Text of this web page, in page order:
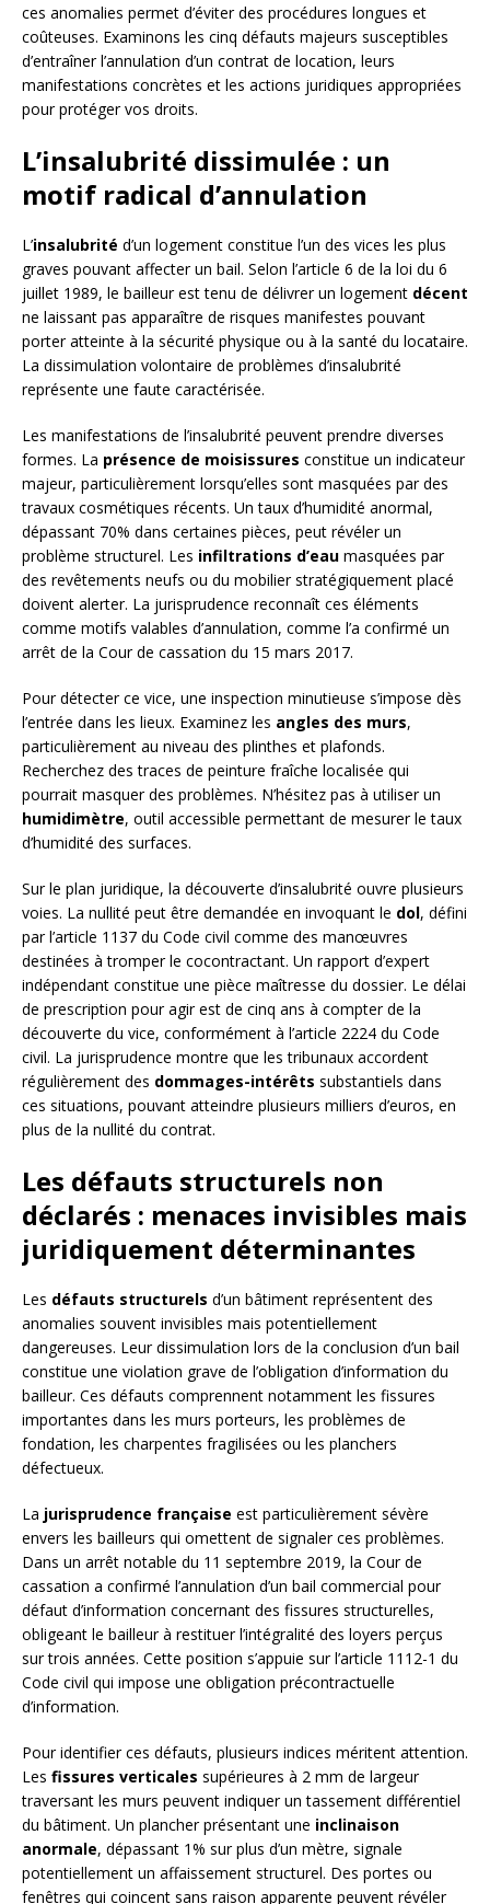
ces anomalies permet d’éviter des procédures longues et
coûteuses. Examinons les cinq défauts majeurs susceptibles
d’entraîner l’annulation d’un contrat de location, leurs
manifestations concrètes et les actions juridiques appropriées
pour protéger vos droits.
L’insalubrité dissimulée : un
motif radical d’annulation
L’insalubrité d’un logement constitue l’un des vices les plus
graves pouvant affecter un bail. Selon l’article 6 de la loi du 6
juillet 1989, le bailleur est tenu de délivrer un logement décent
ne laissant pas apparaître de risques manifestes pouvant
porter atteinte à la sécurité physique ou à la santé du locataire.
La dissimulation volontaire de problèmes d’insalubrité
représente une faute caractérisée.
Les manifestations de l’insalubrité peuvent prendre diverses
formes. La présence de moisissures constitue un indicateur
majeur, particulièrement lorsqu’elles sont masquées par des
travaux cosmétiques récents. Un taux d’humidité anormal,
dépassant 70% dans certaines pièces, peut révéler un
problème structurel. Les infiltrations d’eau masquées par
des revêtements neufs ou du mobilier stratégiquement placé
doivent alerter. La jurisprudence reconnaît ces éléments
comme motifs valables d’annulation, comme l’a confirmé un
arrêt de la Cour de cassation du 15 mars 2017.
Pour détecter ce vice, une inspection minutieuse s’impose dès
l’entrée dans les lieux. Examinez les angles des murs,
particulièrement au niveau des plinthes et plafonds.
Recherchez des traces de peinture fraîche localisée qui
pourrait masquer des problèmes. N’hésitez pas à utiliser un
humidimètre, outil accessible permettant de mesurer le taux
d’humidité des surfaces.
Sur le plan juridique, la découverte d’insalubrité ouvre plusieurs
voies. La nullité peut être demandée en invoquant le dol, défini
par l’article 1137 du Code civil comme des manœuvres
destinées à tromper le cocontractant. Un rapport d’expert
indépendant constitue une pièce maîtresse du dossier. Le délai
de prescription pour agir est de cinq ans à compter de la
découverte du vice, conformément à l’article 2224 du Code
civil. La jurisprudence montre que les tribunaux accordent
régulièrement des dommages-intérêts substantiels dans
ces situations, pouvant atteindre plusieurs milliers d’euros, en
plus de la nullité du contrat.
Les défauts structurels non
déclarés : menaces invisibles mais
juridiquement déterminantes
Les défauts structurels d’un bâtiment représentent des
anomalies souvent invisibles mais potentiellement
dangereuses. Leur dissimulation lors de la conclusion d’un bail
constitue une violation grave de l’obligation d’information du
bailleur. Ces défauts comprennent notamment les fissures
importantes dans les murs porteurs, les problèmes de
fondation, les charpentes fragilisées ou les planchers
défectueux.
La jurisprudence française est particulièrement sévère
envers les bailleurs qui omettent de signaler ces problèmes.
Dans un arrêt notable du 11 septembre 2019, la Cour de
cassation a confirmé l’annulation d’un bail commercial pour
défaut d’information concernant des fissures structurelles,
obligeant le bailleur à restituer l’intégralité des loyers perçus
sur trois années. Cette position s’appuie sur l’article 1112-1 du
Code civil qui impose une obligation précontractuelle
d’information.
Pour identifier ces défauts, plusieurs indices méritent attention.
Les fissures verticales supérieures à 2 mm de largeur
traversant les murs peuvent indiquer un tassement différentiel
du bâtiment. Un plancher présentant une inclinaison
anormale, dépassant 1% sur plus d’un mètre, signale
potentiellement un affaissement structurel. Des portes ou
fenêtres qui coincent sans raison apparente peuvent révéler